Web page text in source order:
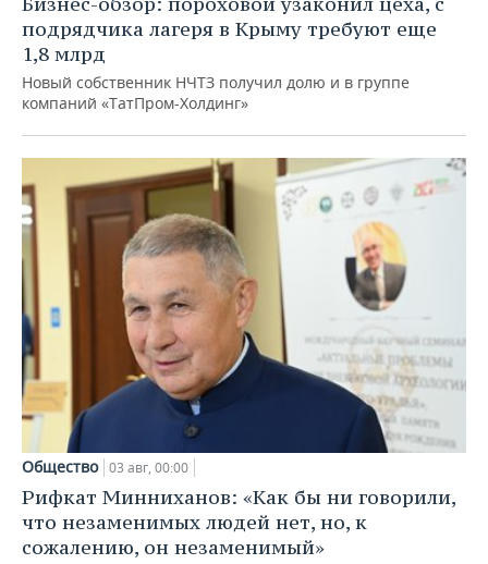
подрядчика лагеря в Крыму требуют еще
1,8 млрд
Новый собственник НЧТЗ получил долю и в группе
компаний «ТатПром-Холдинг»
Общество 03 авг, 00:00
Рифкат Минниханов: «Как бы ни говорили,
что незаменимых людей нет, но, к
сожалению, он незаменимый»